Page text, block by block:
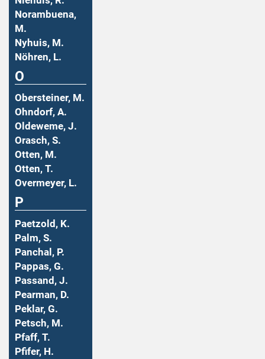
Norambuena,
M.
Nyhuis, M.
Nöhren, L.
O
Obersteiner, M.
Ohndorf, A.
Oldeweme, J.
Orasch, S.
Otten, M.
Otten, T.
Overmeyer, L.
P
Paetzold, K.
Palm, S.
Panchal, P.
Pappas, G.
Passand, J.
Pearman, D.
Peklar, G.
Petsch, M.
Pfaff, T.
Pfifer, H.